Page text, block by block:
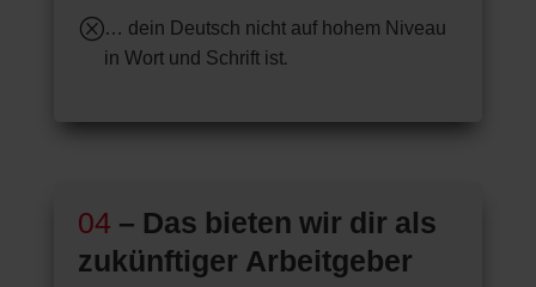
Q… dein Deutsch nicht auf hohem Niveau
in Wort und Schrift ist.
04 – Das bieten wir dir als
zukünftiger Arbeitgeber